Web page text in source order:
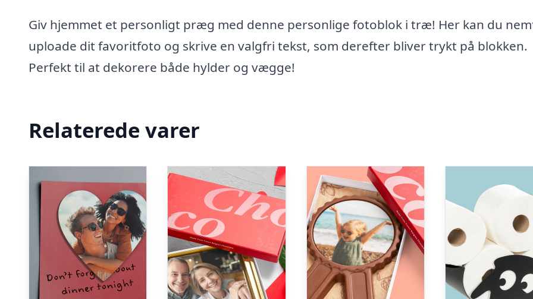
Giv hjemmet et personligt præg med denne personlige fotoblok i træ! Her kan du
uploade dit favoritfoto og skrive en valgfri tekst, som derefter bliver trykt på blokken.
Perfekt til at dekorere både hylder og vægge!
Relaterede varer